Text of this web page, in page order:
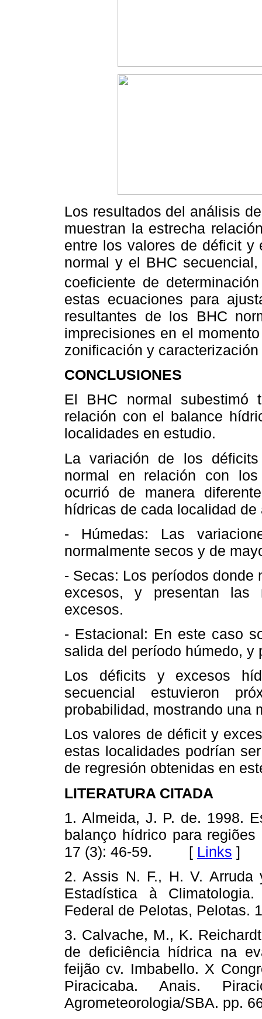
Los resultados del análisis
muestran la estrecha
entre los valores de déficit y
normal y el BHC
coeficiente de
estas ecuaciones para
resultantes de los BHC
imprecisiones en el
zonificación y
CONCLUSIONES
El BHC normal subestimó
relación con el balance
localidades en estudio.
La variación de los
normal en relación con
ocurrió de manera
hídricas de cada localidad
- Húmedas: Las
normalmente secos y de
- Secas: Los períodos donde
excesos, y presentan las
excesos.
- Estacional: En este caso
salida del período húmedo, y
Los déficits y excesos
secuencial estuvieron
probabilidad, mostrando una
Los valores de déficit y
estas localidades podrían
de regresión obtenidas en
LITERATURA CITADA
1. Almeida, J. P. de. 1998.
balanço hídrico para
17 (3): 46-59. [ Links ]
2. Assis N. F., H. V. Arruda
Estadística à
Federal de Pelotas,
3. Calvache, M., K.
de deficiência hídrica na
feijão cv. Imbabello. X
Piracicaba. Anais.
Agrometeorologia/SBA.